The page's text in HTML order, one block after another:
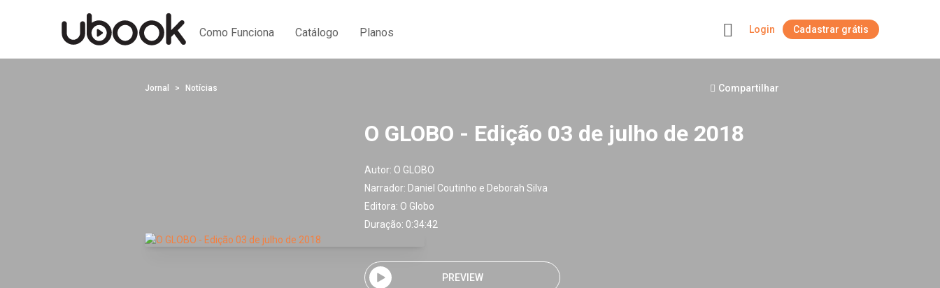
Como Funciona Catálogo Planos Login Cadastrar grátis
Jornal Notícias Compartilhar
O GLOBO - Edição 03 de julho de 2018
Autor: O GLOBO
Narrador: Daniel Coutinho e Deborah Silva
Editora: O Globo
Duração: 0:34:42
PREVIEW